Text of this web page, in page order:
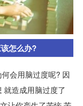
怎么办?
会用脑过度呢? 因
就造成用脑过度了